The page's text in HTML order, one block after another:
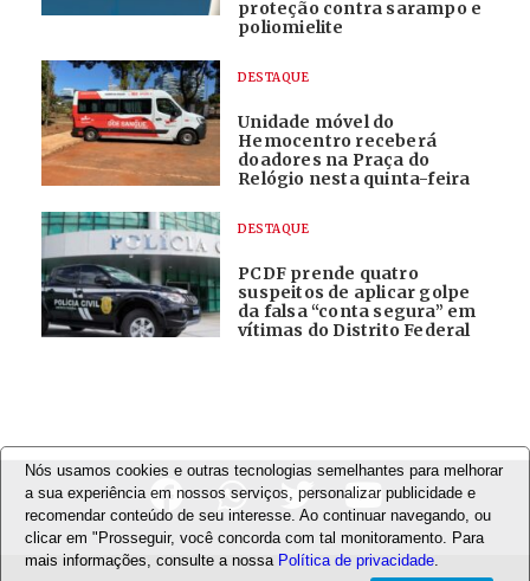
proteção contra sarampo e
poliomielite
DESTAQUE
Unidade móvel do
Hemocentro receberá
doadores na Praça do
Relógio nesta quinta-feira
DESTAQUE
PCDF prende quatro
suspeitos de aplicar golpe
da falsa “conta segura” em
vítimas do Distrito Federal
Nós usamos cookies e outras tecnologias semelhantes para melhorar
a sua experiência em nossos serviços, personalizar publicidade e
recomendar conteúdo de seu interesse. Ao continuar navegando, ou
clicar em "Prosseguir, você concorda com tal monitoramento. Para
mais informações, consulte a nossa Política de privacidade.